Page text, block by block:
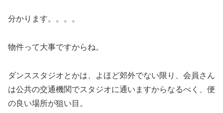
分かります。。。。
物件って大事ですからね。
ダンススタジオとかは、よほど郊外でない限り、会員さん
は公共の交通機関でスタジオに通いますからなるべく、便
の良い場所が狙い目。